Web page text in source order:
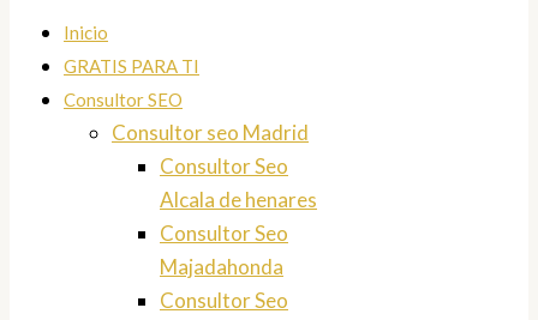
Inicio
GRATIS PARA TI
Consultor SEO
Consultor seo Madrid
Consultor Seo
Alcala de henares
Consultor Seo
Majadahonda
Consultor Seo